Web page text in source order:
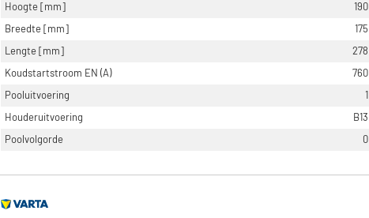
Hoogte [mm]
190
Breedte [mm]
175
Lengte [mm]
278
Koudstartstroom EN (A)
760
Pooluitvoering
1
Houderuitvoering
B13
Poolvolgorde
0